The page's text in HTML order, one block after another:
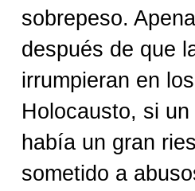
sobrepeso.
después de que
irrumpieran en
Holocausto, si
había un gran
sometido a